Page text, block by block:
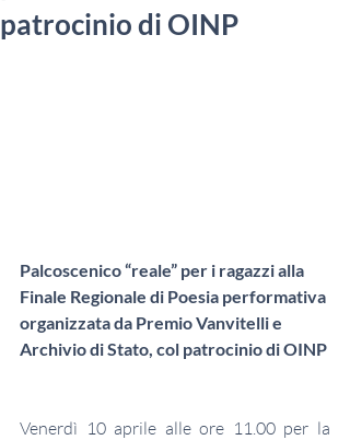
patrocinio di OINP
Palcoscenico “reale” per i ragazzi alla
Finale Regionale di Poesia performativa
organizzata da Premio Vanvitelli e
Archivio di Stato, col patrocinio di OINP
Venerdì 10 aprile alle ore 11.00 per la